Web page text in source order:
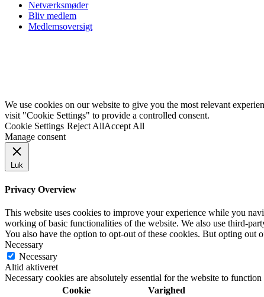
Netværksmøder
Bliv medlem
Medlemsoversigt
We use cookies on our website to give you the most relevant
visit "Cookie Settings" to provide a controlled consent.
Cookie Settings Reject AllAccept All
Manage consent
Luk
Privacy Overview
This website uses cookies to improve your experience while you
working of basic functionalities of the website. We also use third-
You also have the option to opt-out of these cookies. But opting out
Necessary
Necessary
Altid aktiveret
Necessary cookies are absolutely essential for the website to
Cookie
Varighed